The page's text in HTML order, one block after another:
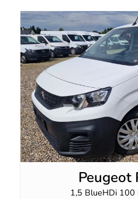
Peugeot
1,5 BlueHDi 100